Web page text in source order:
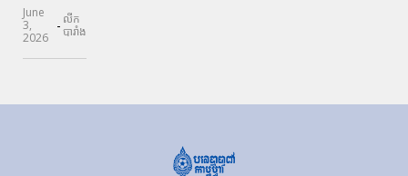
June
3,
2026
- លីក
បារាំង